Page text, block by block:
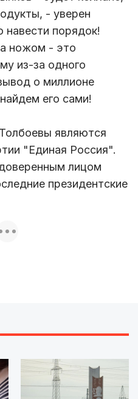
- уверен
порядок!
ножом - это
из-за одного
о миллионе
его сами!
являются
"Единая Россия".
лицом
президентские